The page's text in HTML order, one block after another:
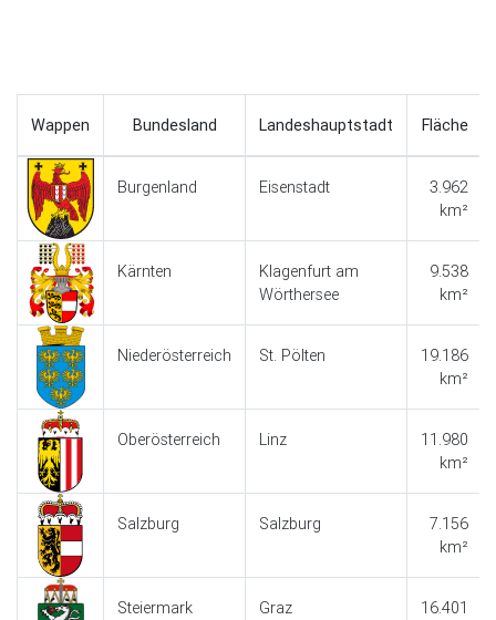
Wappen Bundesland Landeshauptstadt Fläche
Burgenland Eisenstadt
3.962
km²
Kärnten
Klagenfurt am
Wörthersee
9.538
km²
Niederösterreich St. Pölten
19.186
km²
Oberösterreich Linz
11.980
km²
Salzburg Salzburg
7.156
km²
Steiermark Graz
16.401